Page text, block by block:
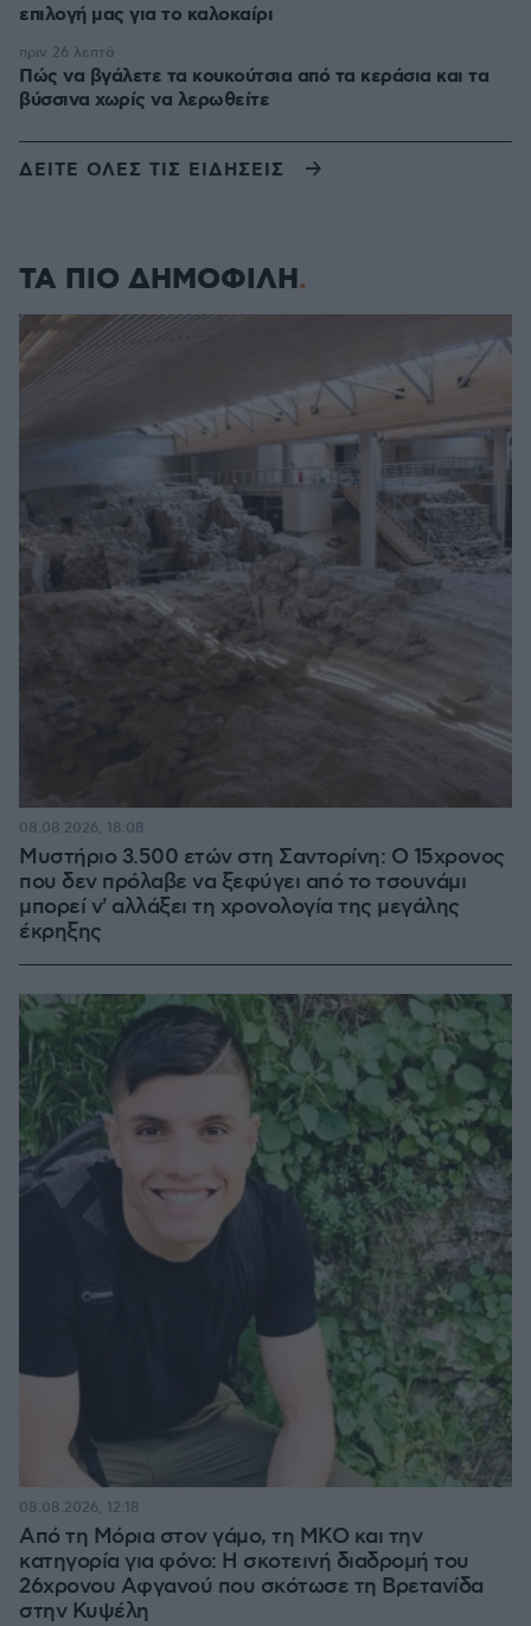
επιλογή μας για το καλοκαίρι
Πώς να βγάλετε τα κουκούτσια από τα κεράσια και τα
βύσσινα χωρίς να λερωθείτε
πριν 26 λεπτά
ΔΕΙΤΕ ΟΛΕΣ ΤΙΣ ΕΙΔΗΣΕΙΣ
ΤΑ ΠΙΟ ΔΗΜΟΦΙΛΗ
Μυστήριο 3.500 ετών στη Σαντορίνη: Ο 15χρονος
που δεν πρόλαβε να ξεφύγει από το τσουνάμι
μπορεί ν' αλλάξει τη χρονολογία της μεγάλης
έκρηξης
08.08.2026, 18:08
Από τη Μόρια στον γάμο, τη ΜΚΟ και την
κατηγορία για φόνο: Η σκοτεινή διαδρομή του
26χρονου Αφγανού που σκότωσε τη Βρετανίδα
στην Κυψέλη
08.08.2026, 12:18